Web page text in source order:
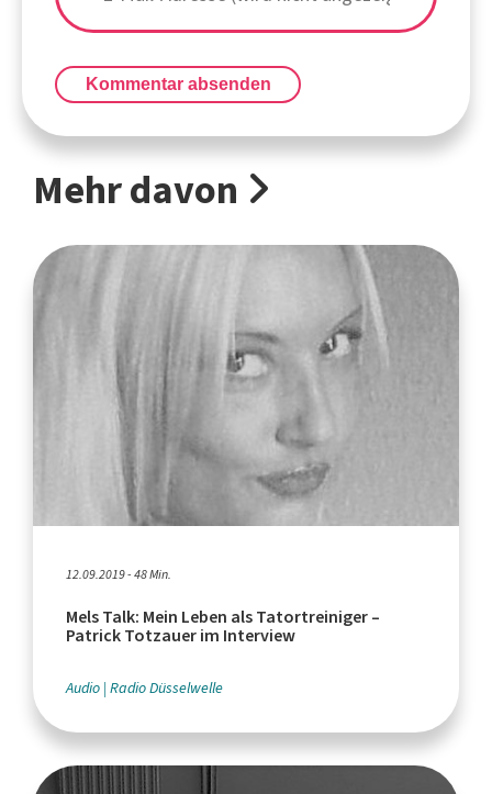
Kommentar absenden
Mehr davon
12.09.2019 - 48 Min.
Mels Talk: Mein Leben als Tatortreiniger –
Patrick Totzauer im Interview
Audio Radio Düsselwelle